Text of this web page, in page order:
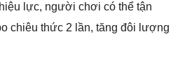
lực, người chơi có thể tận
chiêu thức 2 lần, tăng đôi lượng